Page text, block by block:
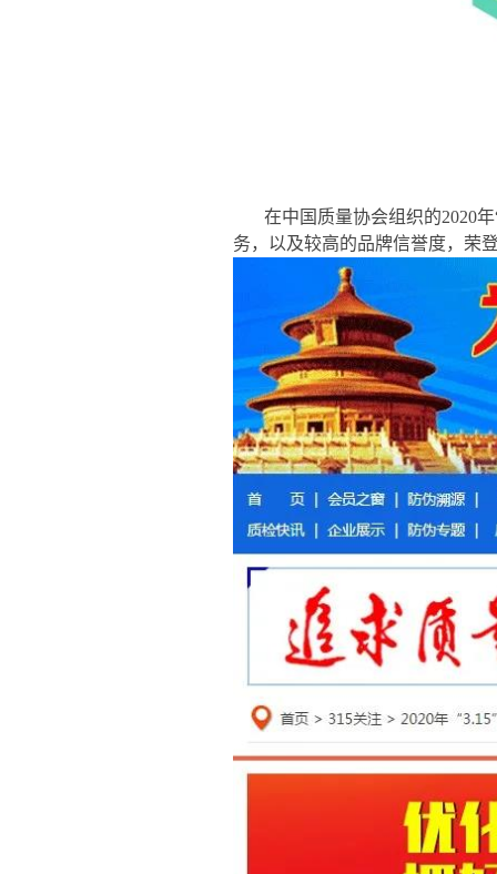
在中国质量协会组织的2020
务，以及较高的品牌信誉度，荣